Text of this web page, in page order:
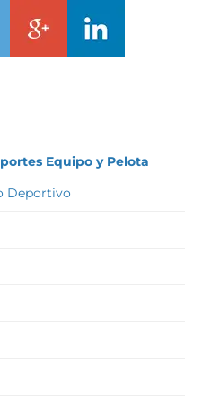
Equipo y Pelota
Deportivo